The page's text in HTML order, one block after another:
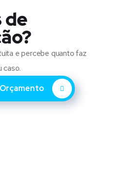
de
e percebe quanto faz
caso.